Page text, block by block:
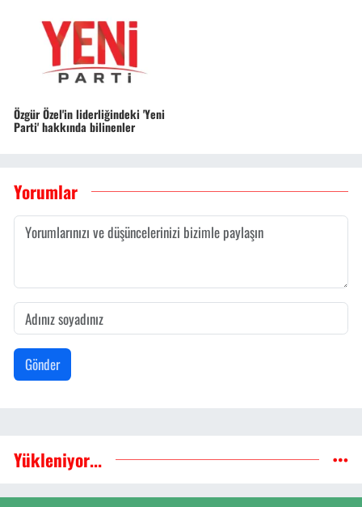
Özgür Özel'in liderliğindeki 'Yeni
Parti' hakkında bilinenler
Yorumlar
Gönder
Yükleniyor...